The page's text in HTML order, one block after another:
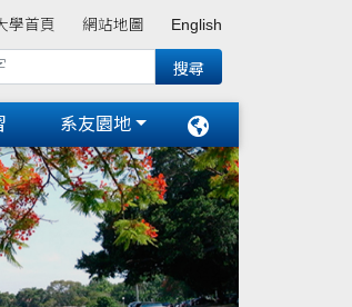
學首頁 網站地圖 English
系友園地